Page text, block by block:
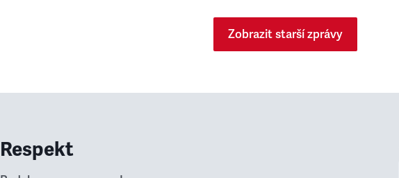
Zobrazit starší zprávy
Respekt